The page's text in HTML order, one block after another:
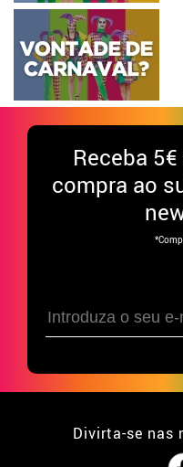
Receba
compra ao
Divirta-se nas